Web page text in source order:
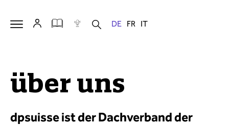
über uns
dpsuisse ist der Dachverbandder